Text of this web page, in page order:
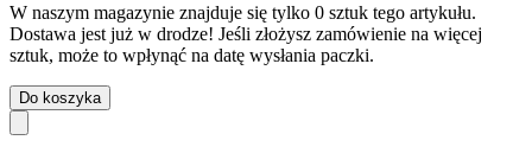
W naszym magazynie znajduje się tylko 0 sztuk tego artykułu.
Dostawa jest już w drodze! Jeśli złożysz zamówienie na więcej
sztuk, może to wpłynąć na datę wysłania paczki.
Do koszyka